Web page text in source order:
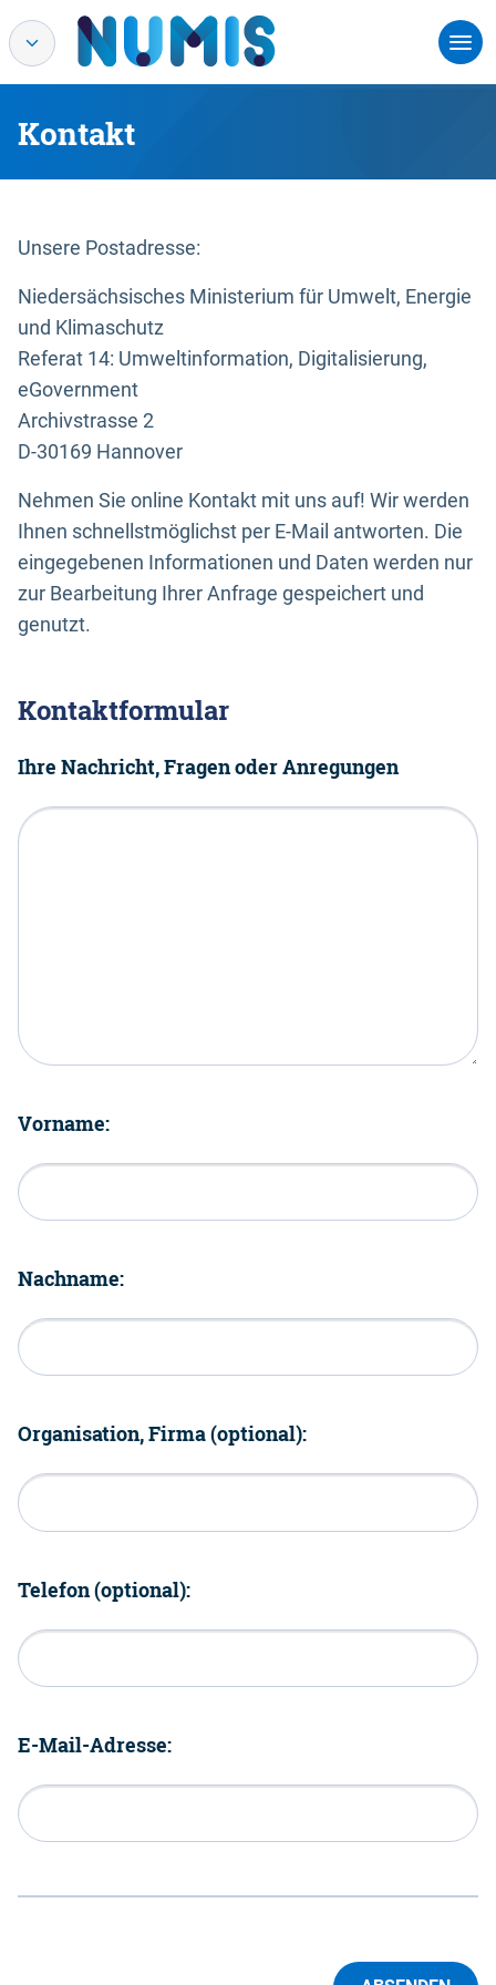
Kontakt
Unsere Postadresse:
Niedersächsisches Ministerium für Umwelt, Energie
und Klimaschutz
Referat 14: Umweltinformation, Digitalisierung,
eGovernment
Archivstrasse 2
D-30169 Hannover
Nehmen Sie online Kontakt mit uns auf! Wir werden
Ihnen schnellstmöglichst per E-Mail antworten. Die
eingegebenen Informationen und Daten werden nur
zur Bearbeitung Ihrer Anfrage gespeichert und
genutzt.
Kontaktformular
Ihre Nachricht, Fragen oder Anregungen
Vorname:
Nachname:
Organisation, Firma (optional):
Telefon (optional):
E-Mail-Adresse: